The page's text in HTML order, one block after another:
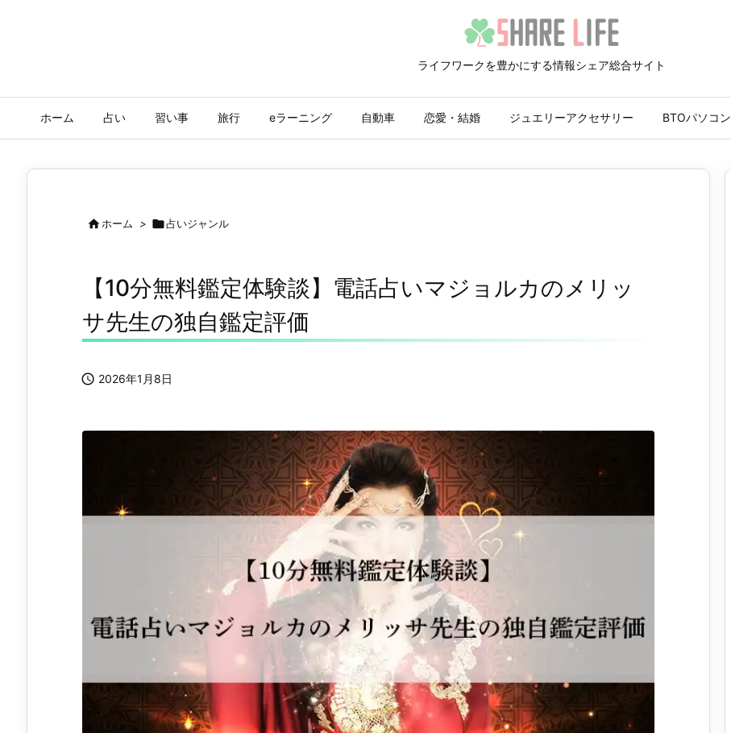
ライフワークを豊かにする情報シェア総合サイト
ホーム 占い 習い事 旅行 eラーニング 自動車 恋愛・結婚 ジュエリーアクセサリー BTOパソコン
ホーム > 占いジャンル
【10分無料鑑定体験談】電話占いマジョルカのメリッ
サ先生の独自鑑定評価
 2026年1月8日